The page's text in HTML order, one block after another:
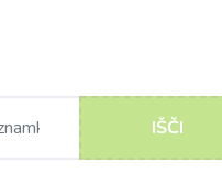
IŠČI